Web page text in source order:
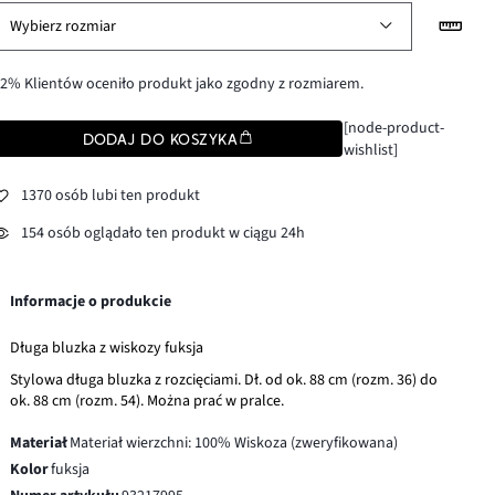
Wybierz rozmiar
Klientów oceniło produkt jako zgodny z rozmiarem.
DODAJ DO KOSZYKA
[node-product-
wishlist]
1370 osób lubi ten produkt
154 osób oglądało ten produkt w ciągu 24h
Informacje o produkcie
Długa bluzka z wiskozy fuksja
Stylowa długa bluzka z rozcięciami. Dł. od ok. 88 cm (rozm. 36) do
ok. 88 cm (rozm. 54). Można prać w pralce.
MateriałMateriał wierzchni: 100% Wiskoza (zweryfikowana)
Kolorfuksja